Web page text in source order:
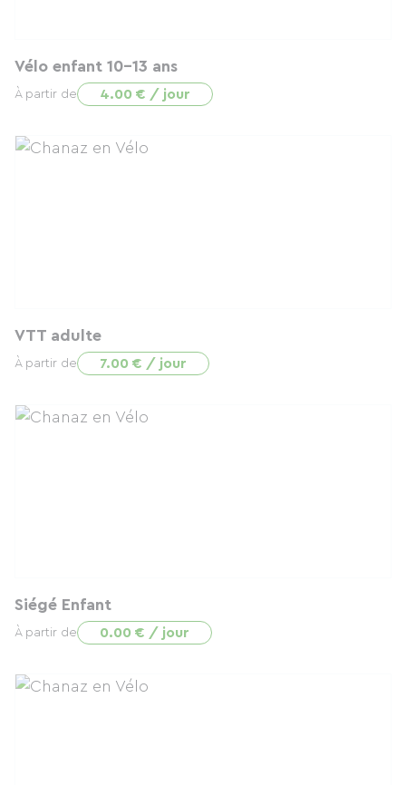
Vélo enfant 10-13 ans
À partir de 4.00 € / jour
VTT adulte
À partir de 7.00 € / jour
Siégé Enfant
À partir de 0.00 € / jour